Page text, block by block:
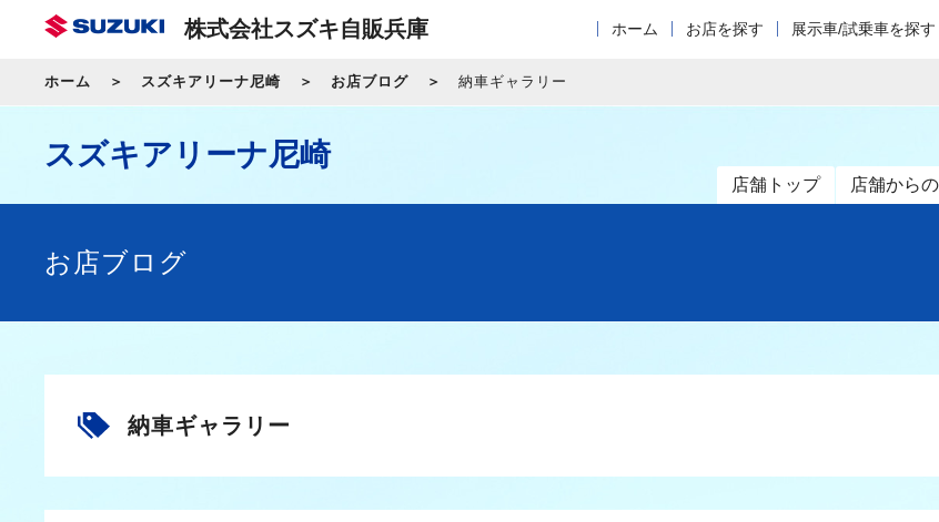
株式会社スズキ自販兵庫 ホーム お店を探す 展示車/試乗車を探す
ホーム スズキアリーナ尼崎 お店ブログ 納車ギャラリー
スズキアリーナ尼崎
店舗トップ 店舗から
お店ブログ
納車ギャラリー